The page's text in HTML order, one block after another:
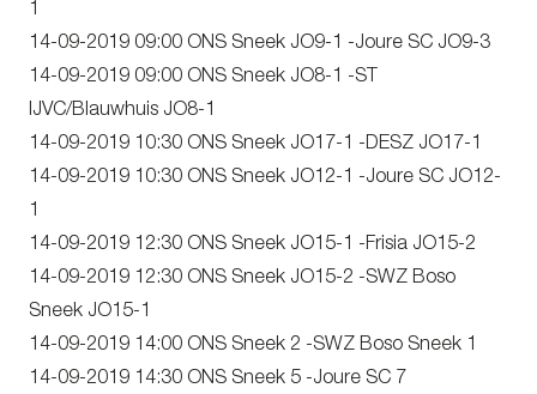
1
14-09-2019 09:00 ONS Sneek JO9-1 -Joure SC JO9-3
14-09-2019 09:00 ONS Sneek JO8-1 -ST
IJVC/Blauwhuis JO8-1
14-09-2019 10:30 ONS Sneek JO17-1 -DESZ JO17-1
14-09-2019 10:30 ONS Sneek JO12-1 -Joure SC JO12-
1
14-09-2019 12:30 ONS Sneek JO15-1 -Frisia JO15-2
14-09-2019 12:30 ONS Sneek JO15-2 -SWZ Boso
Sneek JO15-1
14-09-2019 14:00 ONS Sneek 2 -SWZ Boso Sneek 1
14-09-2019 14:30 ONS Sneek 5 -Joure SC 7